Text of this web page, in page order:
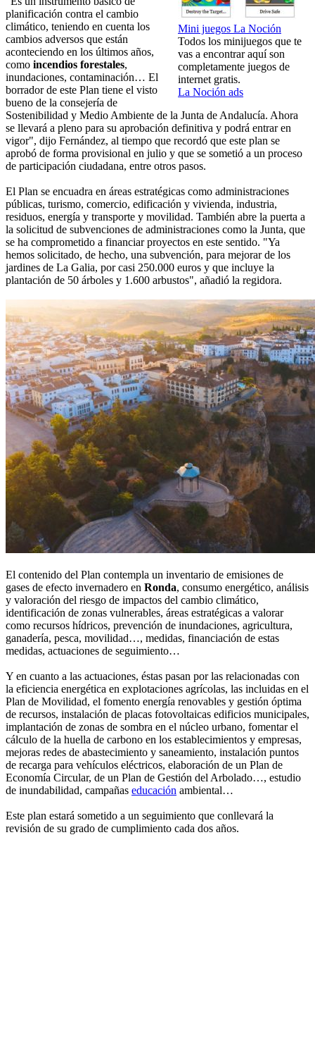
Mini juegos La Noción
Todos los minijuegos que te
vas a encontrar aquí son
completamente juegos de
internet gratis.
La Noción ads
planificación contra el cambio
climático, teniendo en cuenta los
cambios adversos que están
aconteciendo en los últimos años,
como incendios forestales,
inundaciones, contaminación… El
borrador de este Plan tiene el visto
bueno de la consejería de
Sostenibilidad y Medio Ambiente de la Junta de Andalucía. Ahora
se llevará a pleno para su aprobación definitiva y podrá entrar en
vigor", dijo Fernández, al tiempo que recordó que este plan se
aprobó de forma provisional en julio y que se sometió a un proceso
de participación ciudadana, entre otros pasos.
El Plan se encuadra en áreas estratégicas como administraciones
públicas, turismo, comercio, edificación y vivienda, industria,
residuos, energía y transporte y movilidad. También abre la puerta a
la solicitud de subvenciones de administraciones como la Junta, que
se ha comprometido a financiar proyectos en este sentido. "Ya
hemos solicitado, de hecho, una subvención, para mejorar de los
jardines de La Galia, por casi 250.000 euros y que incluye la
plantación de 50 árboles y 1.600 arbustos", añadió la regidora.
El contenido del Plan contempla un inventario de emisiones de
gases de efecto invernadero en Ronda, consumo energético, análisis
y valoración del riesgo de impactos del cambio climático,
identificación de zonas vulnerables, áreas estratégicas a valorar
como recursos hídricos, prevención de inundaciones, agricultura,
ganadería, pesca, movilidad…, medidas, financiación de estas
medidas, actuaciones de seguimiento…
Y en cuanto a las actuaciones, éstas pasan por las relacionadas con
la eficiencia energética en explotaciones agrícolas, las incluidas en el
Plan de Movilidad, el fomento energía renovables y gestión óptima
de recursos, instalación de placas fotovoltaicas edificios municipales,
implantación de zonas de sombra en el núcleo urbano, fomentar el
cálculo de la huella de carbono en los establecimientos y empresas,
mejoras redes de abastecimiento y saneamiento, instalación puntos
de recarga para vehículos eléctricos, elaboración de un Plan de
Economía Circular, de un Plan de Gestión del Arbolado…, estudio
de inundabilidad, campañas educación ambiental…
Este plan estará sometido a un seguimiento que conllevará la
revisión de su grado de cumplimiento cada dos años.